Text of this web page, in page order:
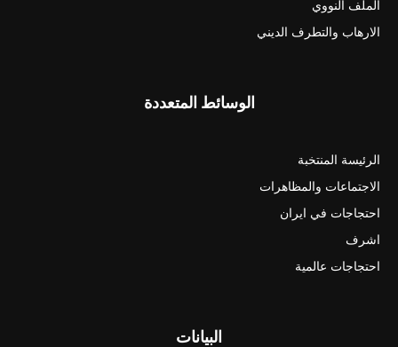
الملف النووي
الارهاب والتطرف الديني
الوسائط المتعددة
الرئيسة المنتخبة
الاجتماعات والمظاهرات
احتجاجات في ايران
اشرف
احتجاجات عالمية
البيانات